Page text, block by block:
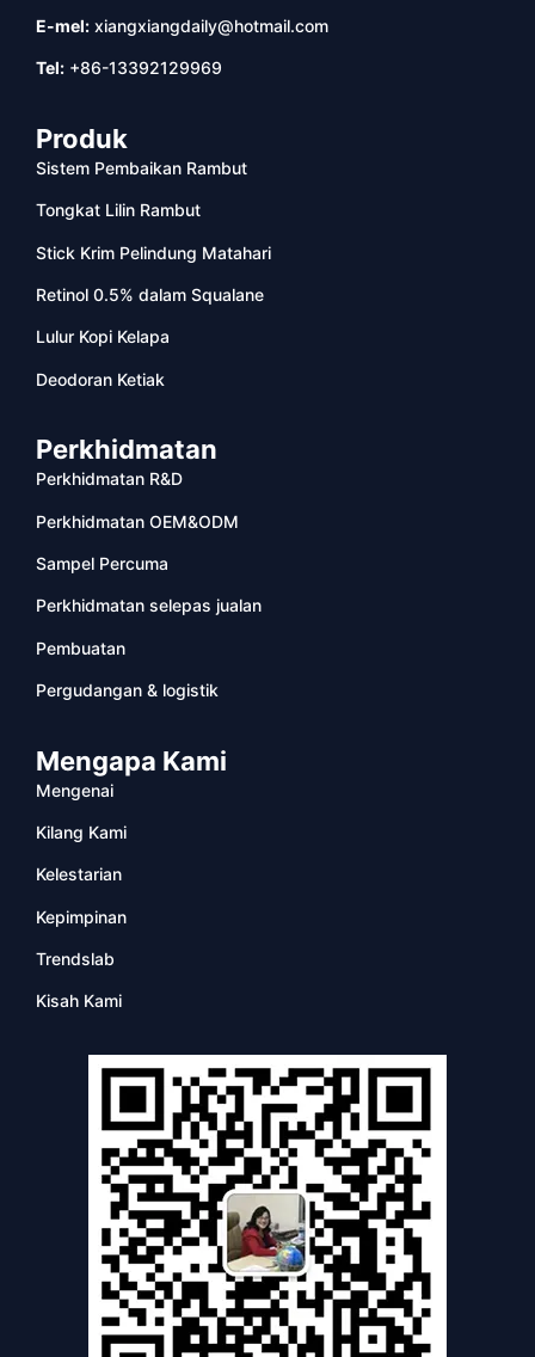
E-mel: xiangxiangdaily@hotmail.com
Tel: +86-13392129969
Produk
Sistem Pembaikan Rambut
Tongkat Lilin Rambut
Stick Krim Pelindung Matahari
Retinol 0.5% dalam Squalane
Lulur Kopi Kelapa
Deodoran Ketiak
Perkhidmatan
Perkhidmatan R&D
Perkhidmatan OEM&ODM
Sampel Percuma
Perkhidmatan selepas jualan
Pembuatan
Pergudangan & logistik
Mengapa Kami
Mengenai
Kilang Kami
Kelestarian
Kepimpinan
Trendslab
Kisah Kami